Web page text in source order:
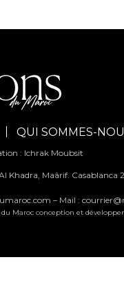
QUI SOMMES-
: Ichrak Moubsit
Khadra, Maârif. Casablanca
– Mail :
Maroc conception et